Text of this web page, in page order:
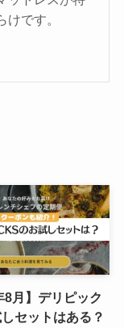
です。
8月】デリピック
セットはある？